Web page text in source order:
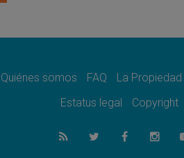
como misión al
SIGNIS 2026, dar voz
07.08.2026
Lanzan un proyecto
Quiénes somos FAQ La Propiedad
Estatus legal
Copyright